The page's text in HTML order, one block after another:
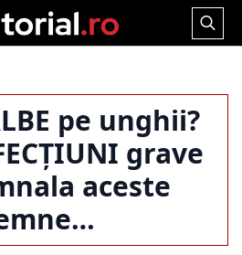
Search
pe unghii?
grave
aceste